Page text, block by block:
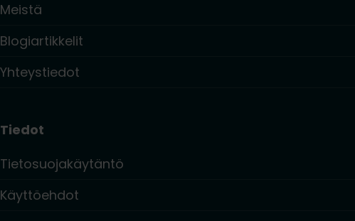
Meistä
Blogiartikkelit
Yhteystiedot
Tiedot
Tietosuojakäytäntö
Käyttöehdot